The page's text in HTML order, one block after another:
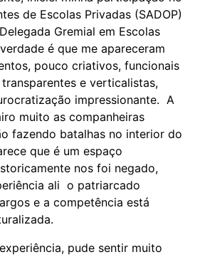
de Escolas Privadas (SADOP)
Gremial em Escolas
é que me apareceram
pouco criativos, funcionais
e verticalistas,
impressionante. A
muito as companheiras
fazendo batalhas no interior do
que é um espaço
nos foi negado,
ali o patriarcado
e a competência está
pude sentir muito